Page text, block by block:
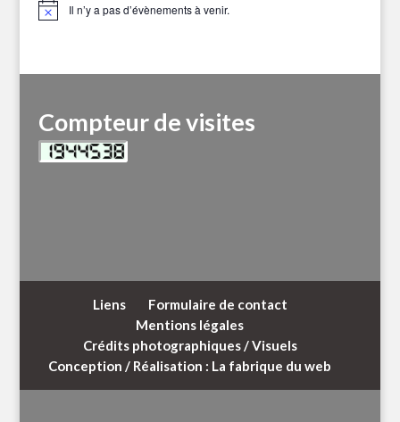
Notice Il n’y a pas d’évènements à venir.
Compteur de visites
Liens
Formulaire de contact
Mentions légales
Crédits photographiques / Visuels
Conception / Réalisation : La fabrique du web